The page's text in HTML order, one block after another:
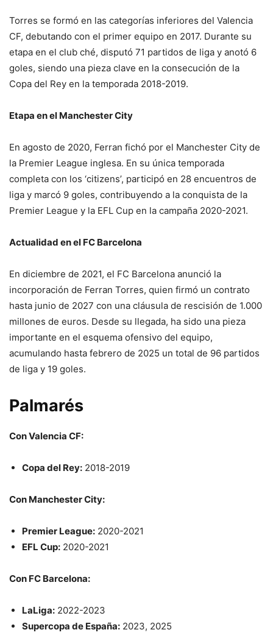
Torres se formó en las categorías inferiores del Valencia
CF, debutando con el primer equipo en 2017. Durante su
etapa en el club ché, disputó 71 partidos de liga y anotó 6
goles, siendo una pieza clave en la consecución de la
Copa del Rey en la temporada 2018-2019.
Etapa en el Manchester City
En agosto de 2020, Ferran fichó por el Manchester City de
la Premier League inglesa. En su única temporada
completa con los ‘citizens’, participó en 28 encuentros de
liga y marcó 9 goles, contribuyendo a la conquista de la
Premier League y la EFL Cup en la campaña 2020-2021.
Actualidad en el FC Barcelona
En diciembre de 2021, el FC Barcelona anunció la
incorporación de Ferran Torres, quien firmó un contrato
hasta junio de 2027 con una cláusula de rescisión de 1.000
millones de euros. Desde su llegada, ha sido una pieza
importante en el esquema ofensivo del equipo,
acumulando hasta febrero de 2025 un total de 96 partidos
de liga y 19 goles.
Palmarés
Con Valencia CF:
Copa del Rey: 2018-2019
Con Manchester City:
Premier League: 2020-2021
EFL Cup: 2020-2021
Con FC Barcelona:
LaLiga: 2022-2023
Supercopa de España: 2023, 2025